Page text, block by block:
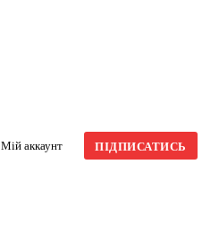
Мій аккаунт ПІДПИСАТИСЬ